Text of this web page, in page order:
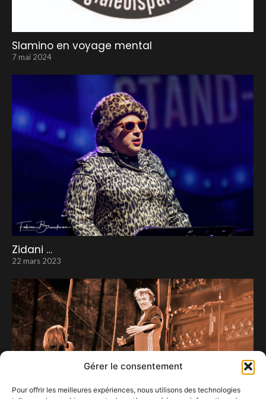
Gérer le consentement
Pour offrir les meilleures expériences, nous utilisons des technologies
Slamino en voyage mental
7 mai 2024
Zidani …
22 mars 2023